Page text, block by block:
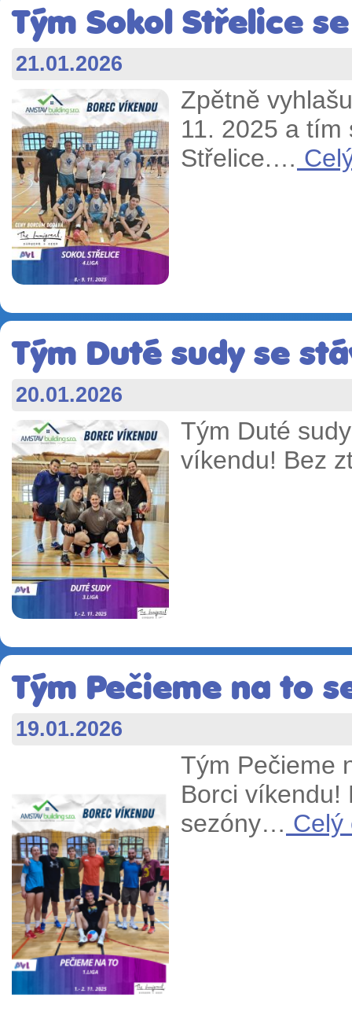
Tým Sokol Střelice
21.01.2026
Zpětně
11. 2025 a tím
Střelice.…
Tým Duté sudy se
20.01.2026
Tým Duté
víkendu! Bez
Tým Pečieme na to
19.01.2026
Tým Pečieme
Borci víkendu!
sezóny… Celý